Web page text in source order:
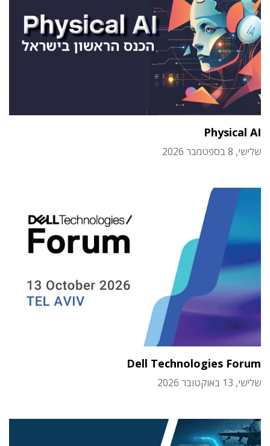
Physical AI
שלישי, 8 בספטמבר 2026
Dell Technologies Forum
שלישי, 13 באוקטובר 2026